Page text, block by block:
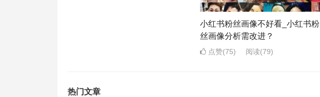
小红书粉丝画像不好看_小红书粉
丝画像分析需改进？
点赞(75) 阅读(79)
热门文章